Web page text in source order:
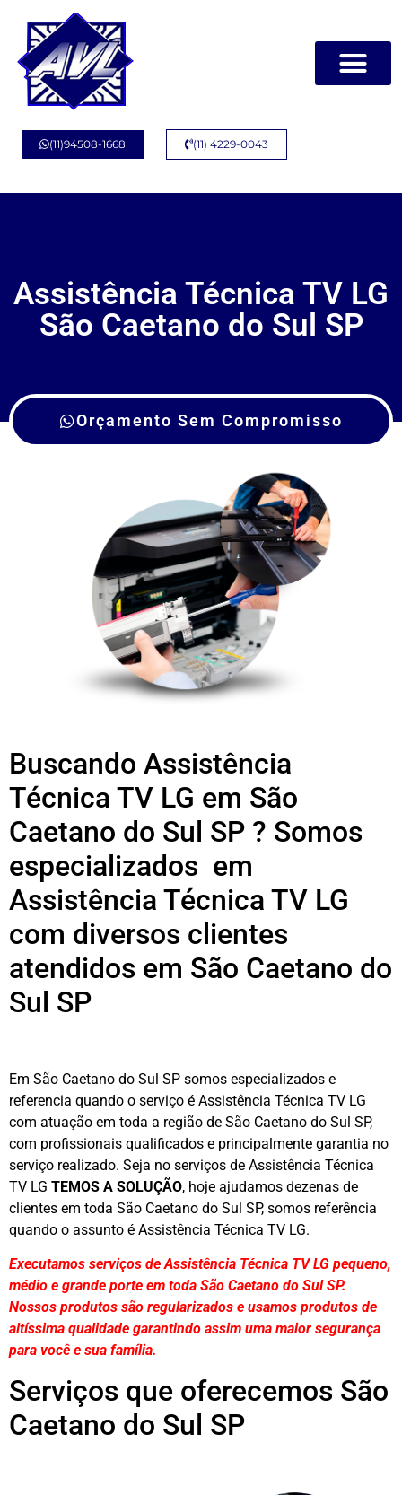
(11)94508-1668 (11) 4229-0043
Assistência Técnica TV LG
São Caetano do Sul SP
Orçamento Sem Compromisso
Buscando Assistência
Técnica TV LG em São
Caetano do Sul SP ? Somos
especializados em
Assistência Técnica TV LG
com diversos clientes
atendidos em São Caetano do
Sul SP
Em São Caetano do Sul SP somos especializados e
referencia quando o serviço é Assistência Técnica TV LG
com atuação em toda a região de São Caetano do Sul SP,
com profissionais qualificados e principalmente garantia no
serviço realizado. Seja no serviços de Assistência Técnica
TV LG TEMOS A SOLUÇÃO, hoje ajudamos dezenas de
clientes em toda São Caetano do Sul SP, somos referência
quando o assunto é Assistência Técnica TV LG.
Executamos serviços de Assistência Técnica TV LG pequeno,
médio e grande porte em toda São Caetano do Sul SP.
Nossos produtos são regularizados e usamos produtos de
altíssima qualidade garantindo assim uma maior segurança
para você e sua família.
Serviços que oferecemos São
Caetano do Sul SP